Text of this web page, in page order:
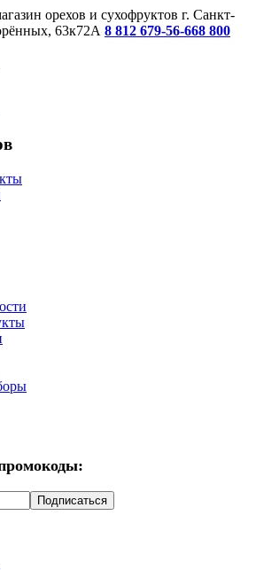
г. Санкт-
63к72А 8 812 679-56-668 800
Подписаться